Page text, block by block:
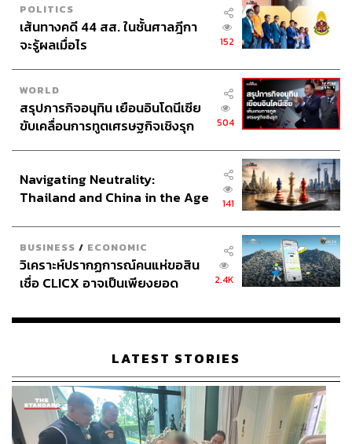
POLITICS
เส้นทางคดี 44 สส. ในชั้นศาลฎีกา
จะรู้ผลเมื่อไร
152
WORLD
สรุปภารกิจอนุทิน เยือนอินโดนีเซีย
ขับเคลื่อนการทูตเศรษฐกิจเชิงรุก
504
Navigating Neutrality:
Thailand and China in the Age
141
BUSINESS / ECONOMIC
วิเคราะห์ปรากฏการณ์คนแห่ขอสิน
เชื่อ CLICX อาจเป็นเพียงยอด
เรือนไทยที่ถูกซุกไว้
2.4K
LATEST STORIES